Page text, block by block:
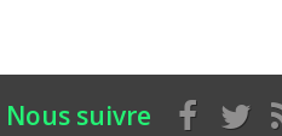
Nous suivre